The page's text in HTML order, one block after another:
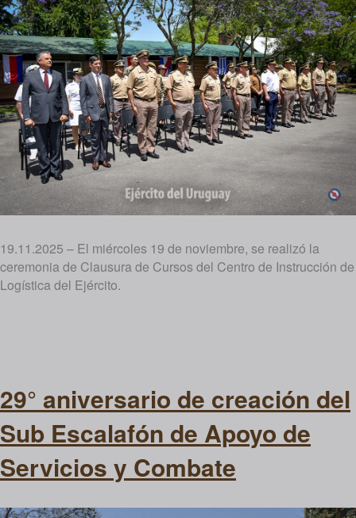
19.11.2025 – El miércoles 19 de noviembre, se realizó la
ceremonia de Clausura de Cursos del Centro de Instrucción de
Logística del Ejército.
29° aniversario de creación del
Sub Escalafón de Apoyo de
Servicios y Combate